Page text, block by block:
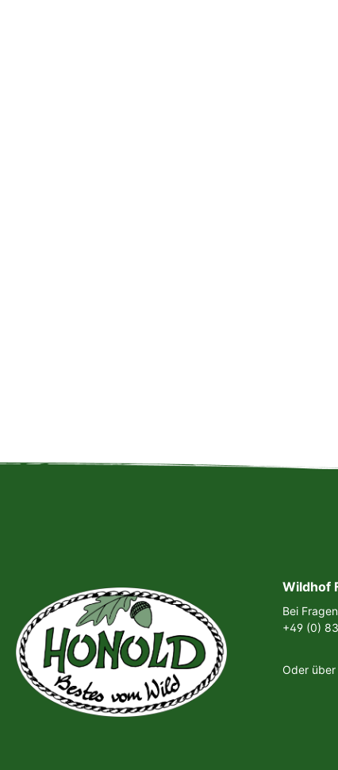
Wildhof
Bei
+49 (0)
Oder über